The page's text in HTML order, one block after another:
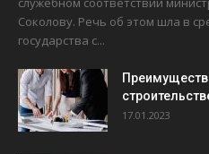
Соколову. Речь об этом шла в
государства с...
17.01.2023